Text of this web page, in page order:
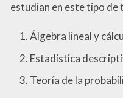
estudian en este tipo de
Álgebra lineal y
Estadística
Teoría de la